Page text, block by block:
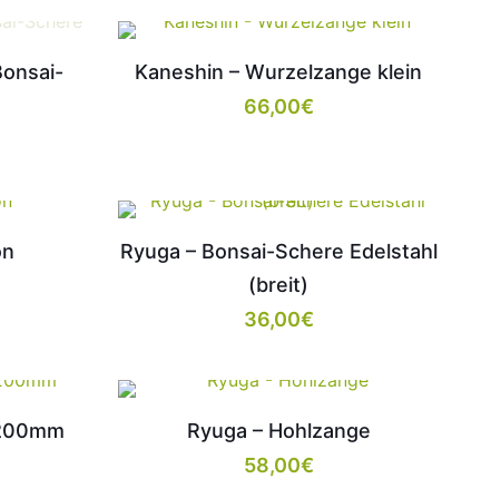
Kaneshin – Wurzelzange klein
66,00€
Ryuga – Bonsai-Schere Edelstahl
(breit)
36,00€
Ryuga – Hohlzange
58,00€